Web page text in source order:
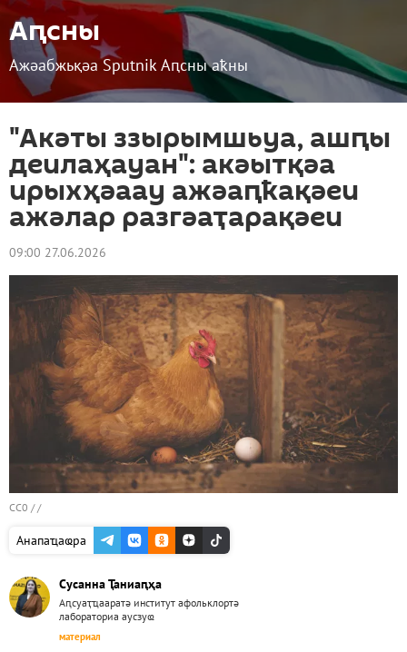
Аԥсны
Ажәабжьқәа Sputnik Аԥсны аҟны
"Акәты ззырымшьуа, ашԥы
деилаҳауан": акәытқәа
ирыхҳәаау ажәаԥҟақәеи
ажәлар разгәаҭарақәеи
09:00 27.06.2026
CC0 / /
Анапаҵаҩра
Сусанна Ҭаниаԥҳа
Аԥсуаҭҵааратә институт афольклортә
лабораториа аусзуҩ
материал